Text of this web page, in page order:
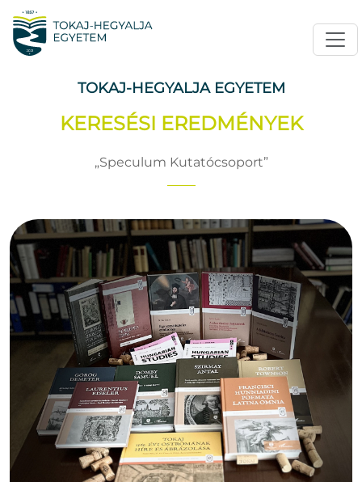
TOKAJ-HEGYALJA EGYETEM
KERESÉSI EREDMÉNYEK
Speculum Kutatócsoport